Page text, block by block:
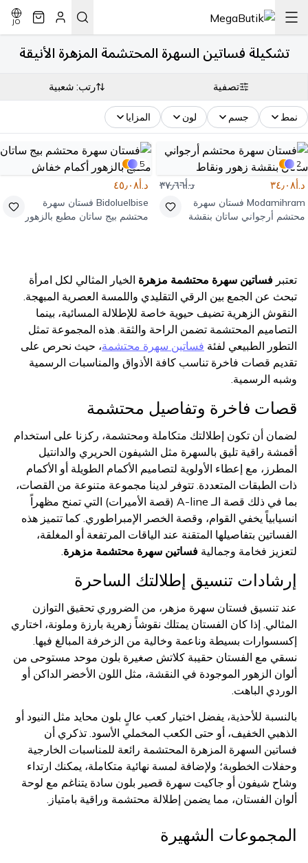
JO
تشكيلة فساتين السهرة المحتشمة المزهرة الأنيقة
تصفية رتب: شعبية
نمط جسم لون المزايا
2
د.أ٣٤٫٠٨ د.أ٣٧٫٦٦
Modamihram فستان سهرة
محتشم أرجواني ساتان بنقشة
5
د.أ٤٥٫٠٨
Bidoluelbise فستان سهرة
محتشم بيج ساتان مطبع بالزهور
تعتبر فساتين سهرة محتشمة مزهرة الخيار المثالي لكل امرأة
تبحث عن الجمع بين الرقي التقليدي واللمسة العصرية المبهجة.
النقوش الزهرية تضيف حيوية خاصة للإطلالة المسائية، بينما
التصاميم المحتشمة تضمن الراحة والثقة. هذه المجموعة تمثل
التطور الطبيعي لفئة فساتين سهرة محتشمة، حيث نحرص على
تقديم قصات فاخرة تناسب كافة الأذواق والمناسبات الرسمية
وشبه الرسمية.
قصات فاخرة وتفاصيل محتشمة
لضمان أن تكون إطلالتك متكاملة ومحتشمة، ركزنا على استخدام
أقمشة راقية تليق بالسهرة مثل الشيفون الحريري والدانتيل
المطرز، مع إعطاء الأولوية لتصاميم الأكمام الطويلة أو الأكمام
ذات الطبقات المتعددة. تتوفر لدينا مجموعة متنوعة من القصات،
بما في ذلك قصة الـ A-line (قصة الأميرات) التي تمنح مظهراً
انسيابياً يخفي القوام، وقصة الخصر الإمبراطوري. كما تتميز هذه
الفساتين بتفاصيلها المتقنة عند الياقات المرتفعة أو المغلقة،
لتعزيز فخامة وجمالية فساتين سهرة محتشمة مزهرة.
إرشادات تنسيق إطلالتك الساحرة
عند تنسيق فستان سهرة مزهر، من الضروري تحقيق التوازن
المثالي. إذا كان الفستان يمتلك نقوشاً زهرية بارزة وملونة، اختاري
إكسسوارات بسيطة وناعمة وخالية من الزخرفة المبالغ فيها.
نسقي مع الفستان حقيبة كلاتش صغيرة بلون موحد مستوحى من
ألوان الزهور الموجودة في النقشة، مثل اللون الأخضر الداكن أو
الوردي الباهت.
بالنسبة للأحذية، يفضل اختيار كعب عالٍ بلون محايد مثل النيود أو
الذهبي الخفيف، أو حتى الكعب المخملي الأسود. تذكري أن
فساتين السهرة المزهرة المحتشمة رائعة للمناسبات الخارجية
وحفلات الخطوبة؛ ولإضافة لمسة نهائية متكاملة، يمكنك ارتداء
وشاح شيفون أو جاكيت سهرة قصير بلون سادة يتناغم مع لوحة
ألوان الفستان، مما يضمن إطلالة محتشمة وراقية بامتياز.
المجموعات الشهيرة